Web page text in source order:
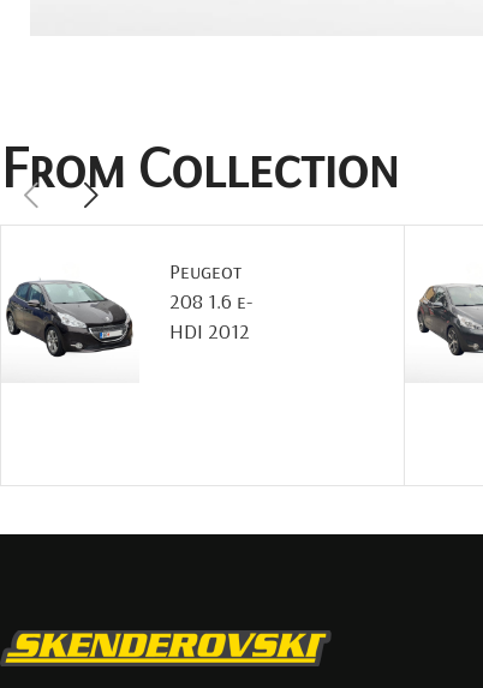
From Collection
Peugeot
208 1.6 e-
HDI 2012